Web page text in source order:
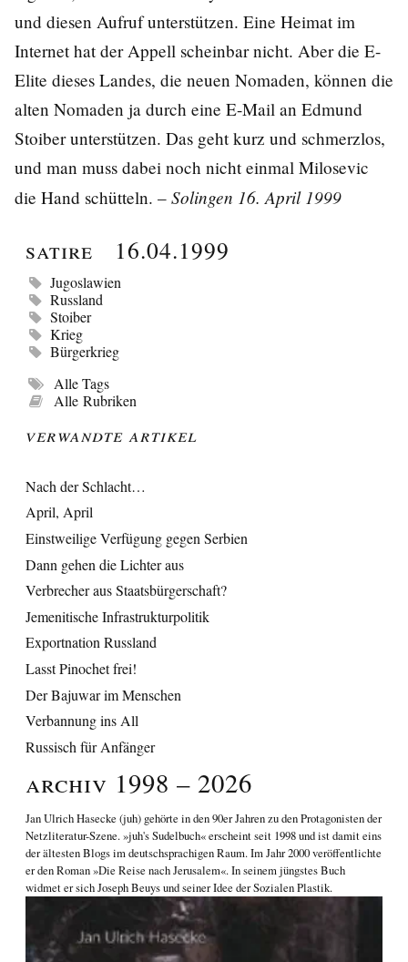
und diesen Aufruf unterstützen. Eine Heimat im
Internet hat der Appell scheinbar nicht. Aber die E-
Elite dieses Landes, die neuen Nomaden, können die
alten Nomaden ja durch eine E-Mail an Edmund
Stoiber unterstützen. Das geht kurz und schmerzlos,
und man muss dabei noch nicht einmal Milosevic
die Hand schütteln. – Solingen 16. April 1999
Satire 16.04.1999
Jugoslawien
Russland
Stoiber
Krieg
Bürgerkrieg
Alle Tags
Alle Rubriken
Verwandte Artikel
Nach der Schlacht…
April, April
Einstweilige Verfügung gegen Serbien
Dann gehen die Lichter aus
Verbrecher aus Staatsbürgerschaft?
Jemenitische Infrastrukturpolitik
Exportnation Russland
Lasst Pinochet frei!
Der Bajuwar im Menschen
Verbannung ins All
Russisch für Anfänger
Archiv 1998 – 2026
Jan Ulrich Hasecke (juh) gehörte in den 90er Jahren zu den Protagonisten der
Netzliteratur-Szene. »juh's Sudelbuch« erscheint seit 1998 und ist damit eins
der ältesten Blogs im deutschsprachigen Raum. Im Jahr 2000 veröffentlichte
er den Roman»Die Reise nach Jerusalem«. In seinem jüngstes Buch
widmet er sichJoseph Beuys und seiner Idee der Sozialen Plastik.